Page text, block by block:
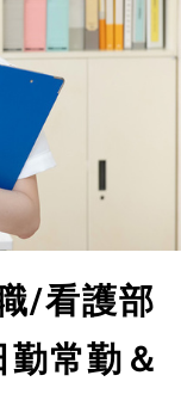
/看護部
常勤＆